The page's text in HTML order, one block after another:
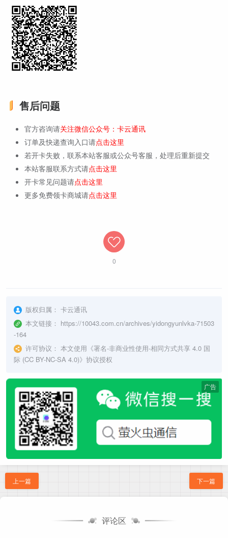
售后问题
官方咨询请关注微信公众号：卡云通讯
订单及快递查询入口请点击这里
若开卡失败，联系本站客服或公众号客服，处理后重新提交
本站客服联系方式请点击这里
开卡常见问题请点击这里
更多免费领卡商城请点击这里
0
版权归属： 卡云通讯
本文链接： https://10043.com.cn/archives/yidongyunlvka-71503
-164
许可协议： 本文使用《署名-非商业性使用-相同方式共享 4.0 国
际 (CC BY-NC-SA 4.0)》协议授权
广告
上一篇 下一篇
评论区